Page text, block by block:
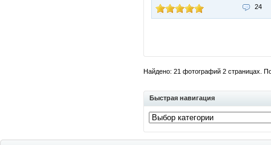
24
Найдено: 21 фотографий 2 страницах.
Быстрая навигация